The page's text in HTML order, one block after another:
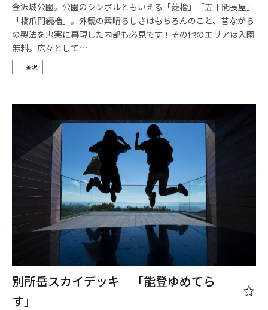
金沢城公園。公園のシンボルともいえる「菱櫓」「五十間長屋」
「橋爪門続櫓」。外観の素晴らしさはもちろんのこと、昔ながら
の製法を忠実に再現した内部も必見です！その他のエリアは入園
無料。広々として…
金沢
別所岳スカイデッキ 「能登ゆめてら
す」